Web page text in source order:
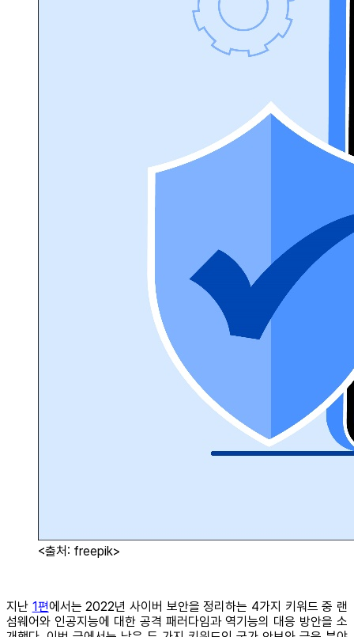
<출처: freepik>
지난 1편에서는 2022년 사이버 보안을 정리하는 4가지 키워드 중 랜
섬웨어와 인공지능에 대한 공격 패러다임과 역기능의 대응 방안을 소